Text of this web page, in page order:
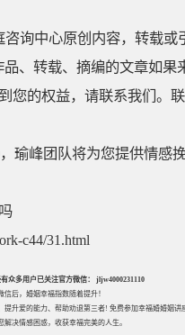
询中心原创内容，转载
、转载、摘编的文章如
您的权益，请联系我们。
瑜峰团队将为您提供情
c44/31.html
众多用户已关注官方微信： jljw4000231110
后，婚姻幸福指数随着提升！
提升爱的能力、帮助劝退第三者! 免费参加幸福婚婚姻讲
决情感困惑，收获幸福完美的人生。